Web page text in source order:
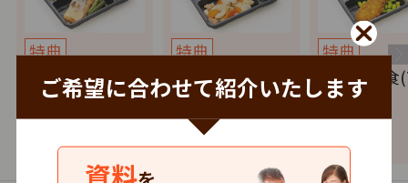
ご希望に合わせて紹介いたします
資料
特典
健康バランス(7
食セット)
4,137円 税込
特典
たんぱく調整食
(7食セット)
4,137円 税込
特典
塩分制限
セット)
4,137